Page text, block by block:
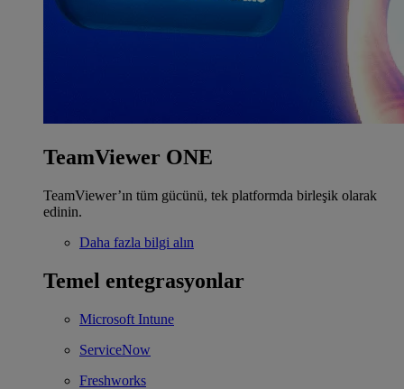
TeamViewer ONE
TeamViewer’ın tüm gücünü, tek platformda birleşik olarak
edinin.
Daha fazla bilgi alın
Temel entegrasyonlar
Microsoft Intune
ServiceNow
Freshworks